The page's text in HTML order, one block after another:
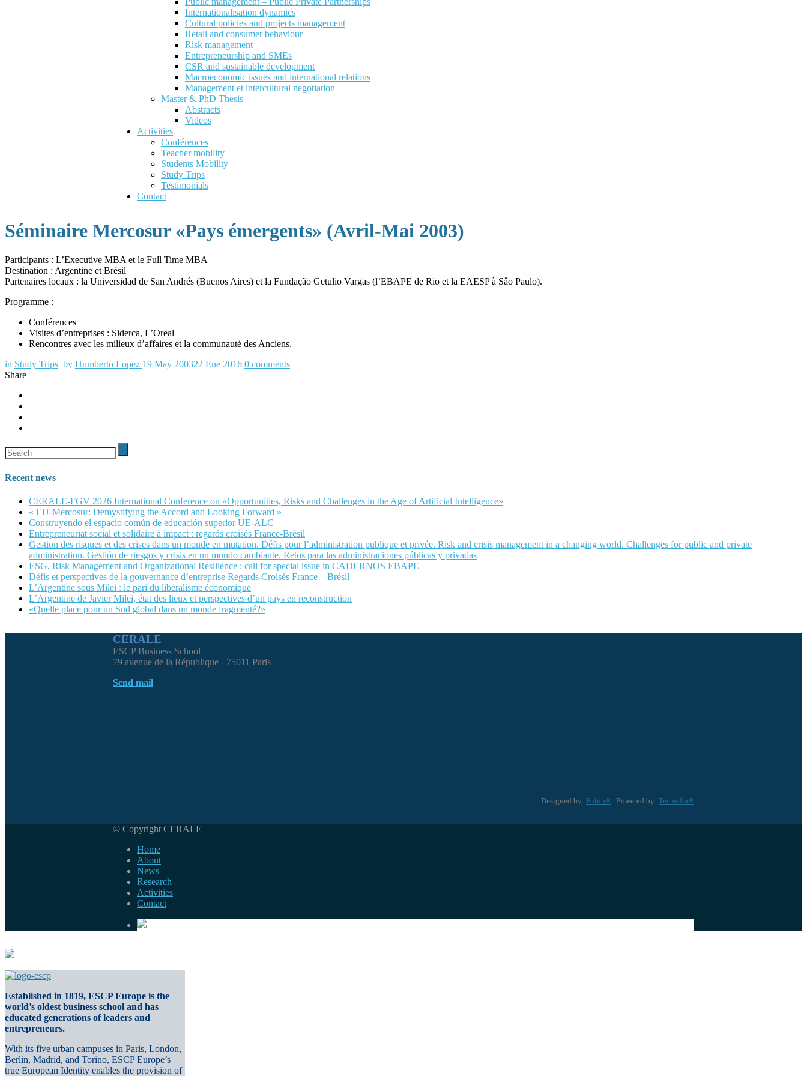
Internationalisation dynamics
Cultural policies and projects management
Retail and consumer behaviour
Risk management
Entrepreneurship and SMEs
CSR and sustainable development
Macroeconomic issues and international relations
Management et intercultural negotiation
Master & PhD Thesis
Abstracts
Videos
Activities
Conférences
Teacher mobility
Students Mobility
Study Trips
Testimonials
Contact
Séminaire Mercosur «Pays émergents» (Avril-Mai 2003)
Participants : L’Executive MBA et le Full Time MBA
Destination : Argentine et Brésil
Partenaires locaux : la Universidad de San Andrés (Buenos Aires) et la Fundação Getulio Vargas (l’EBAPE de Rio et la EAESP à Sâo Paulo).
Programme :
Conférences
Visites d’entreprises : Siderca, L’Oreal
Rencontres avec les milieux d’affaires et la communauté des Anciens.
in Study Trips by Humberto Lopez 19 May 200322 Ene 2016 0 comments
Share
Recent news
CERALE-FGV 2026 International Conference on «Opportunities, Risks and Challenges in the Age of Artificial Intelligence»
« EU-Mercosur: Demystifying the Accord and Looking Forward »
Construyendo el espacio común de educación superior UE-ALC
Entrepreneuriat social et solidaire à impact : regards croisés France-Brésil
Gestion des risques et des crises dans un monde en mutation. Défis pour l’administration publique et privée. Risk and crisis management in a changing world. Challenges for public and private
administration. Gestión de riesgos y crisis en un mundo cambiante. Retos para las administraciones públicas y privadas
ESG, Risk Management and Organizational Resilience : call for special issue in CADERNOS EBAPE
Défis et perspectives de la gouvernance d’entreprise Regards Croisés France – Brésil
L’Argentine sous Milei : le pari du libéralisme économique
L’Argentine de Javier Milei, état des lieux et perspectives d’un pays en reconstruction
«Quelle place pour un Sud global dans un monde fragmenté?»
CERALE
ESCP Business School
79 avenue de la République - 75011 Paris
Send mail
Designed by: Polun® | Powered by: Tecnedia®
© Copyright CERALE
Home
About
News
Research
Activities
Contact
Established in 1819, ESCP Europe is the
world’s oldest business school and has
educated generations of leaders and
entrepreneurs.
With its five urban campuses in Paris, London,
Berlin, Madrid, and Torino, ESCP Europe’s
true European Identity enables the provision of